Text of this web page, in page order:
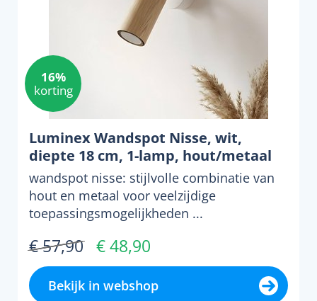
16%
korting
Luminex Wandspot Nisse, wit,
diepte 18 cm, 1-lamp, hout/metaal
wandspot nisse: stijlvolle combinatie van
hout en metaal voor veelzijdige
toepassingsmogelijkheden ...
€ 57,90 € 48,90
Bekijk in webshop